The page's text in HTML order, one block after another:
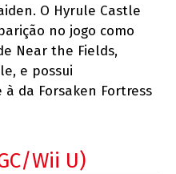
O Hyrule Castle
no jogo como
Near the Fields,
e possui
da Forsaken Fortress
Wii U)